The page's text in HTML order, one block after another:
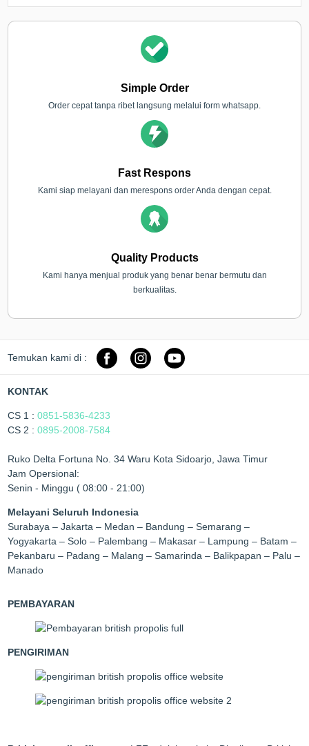
Simple Order
Order cepat tanpa ribet langsung melalui form whatsapp.
Fast Respons
Kami siap melayani dan merespons order Anda dengan cepat.
Quality Products
Kami hanya menjual produk yang benar benar bermutu dan
berkualitas.
Temukan kami di :
KONTAK
CS 1 :0851-5836-4233
CS 2 :0895-2008-7584
Ruko Delta Fortuna No. 34 Waru Kota Sidoarjo, Jawa Timur
Jam Opersional:
Senin - Minggu ( 08:00 - 21:00)
Melayani Seluruh Indonesia
Surabaya – Jakarta – Medan – Bandung – Semarang –
Yogyakarta – Solo – Palembang – Makasar – Lampung – Batam –
Pekanbaru – Padang – Malang – Samarinda – Balikpapan – Palu –
Manado
PEMBAYARAN
PENGIRIMAN